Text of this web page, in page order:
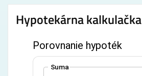
Hypotekárna kalkulačka